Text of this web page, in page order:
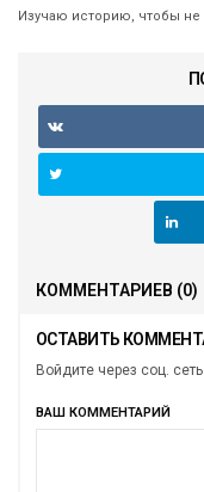
Изучаю историю, чтобы
КОММЕНТАРИЕВ (0)
ОСТАВИТЬ
Войдите через соц.
ВАШ КОММЕНТАРИЙ